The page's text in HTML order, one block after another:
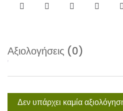
Αξιολογήσεις (0)
Δεν υπάρχει καμία